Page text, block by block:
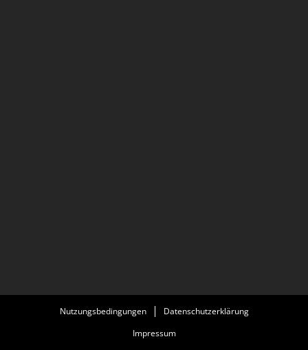
Nutzungsbedingungen
Datenschutzerklärung
Impressum